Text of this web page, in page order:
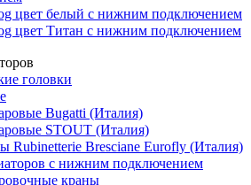
цвет белый с нижним подключением
цвет Титан с нижним подключением
головки
Bugatti (Италия)
STOUT (Италия)
Rubinetterie Bresciane Eurofly (Италия)
с нижним подключением
краны